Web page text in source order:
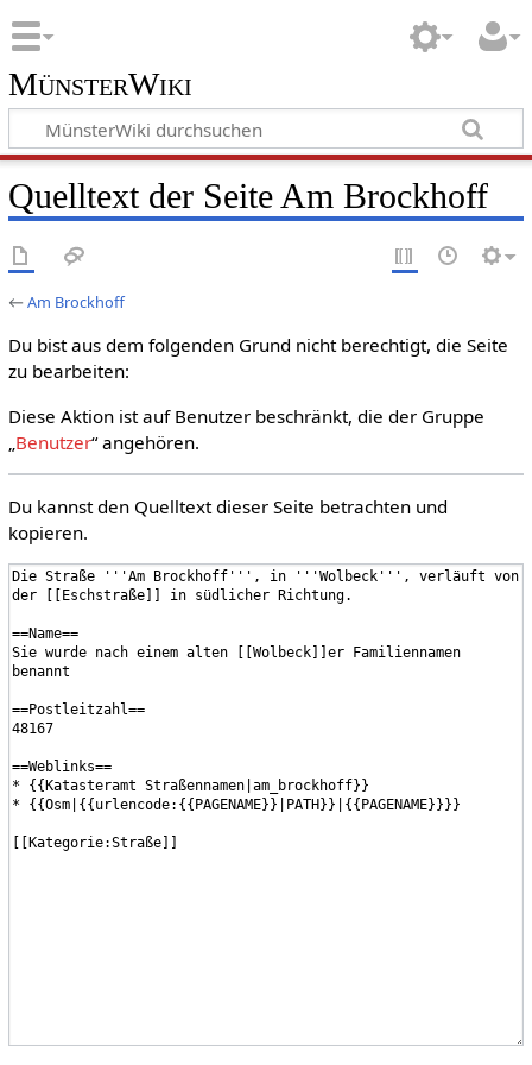
MünsterWiki
Quelltext der Seite Am Brockhoff
←Am Brockhoff
Du bist aus dem folgenden Grund nicht berechtigt, die Seite
zu bearbeiten:
Diese Aktion ist auf Benutzer beschränkt, die der Gruppe
Benutzer“ angehören.
Du kannst den Quelltext dieser Seite betrachten und
kopieren.